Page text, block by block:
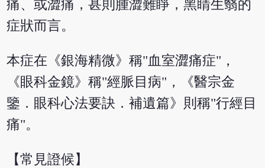
痛、或澀痛，甚則腫澀難睜，黑睛生翳的
症狀而言。
本症在《銀海精微》稱"血室澀痛症"，
《眼科金鏡》稱"經脈目病"，《醫宗金
鑒．眼科心法要訣．補遺篇》則稱"行經目
痛"。
【常見證候】